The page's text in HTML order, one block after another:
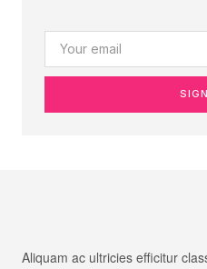
Aliquam ac ultricies efficitur